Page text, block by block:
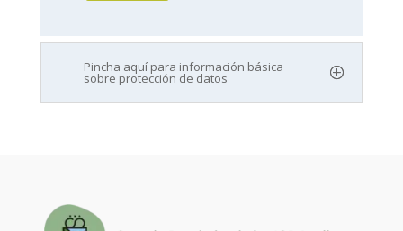
Pincha aquí para información básica
sobre protección de datos